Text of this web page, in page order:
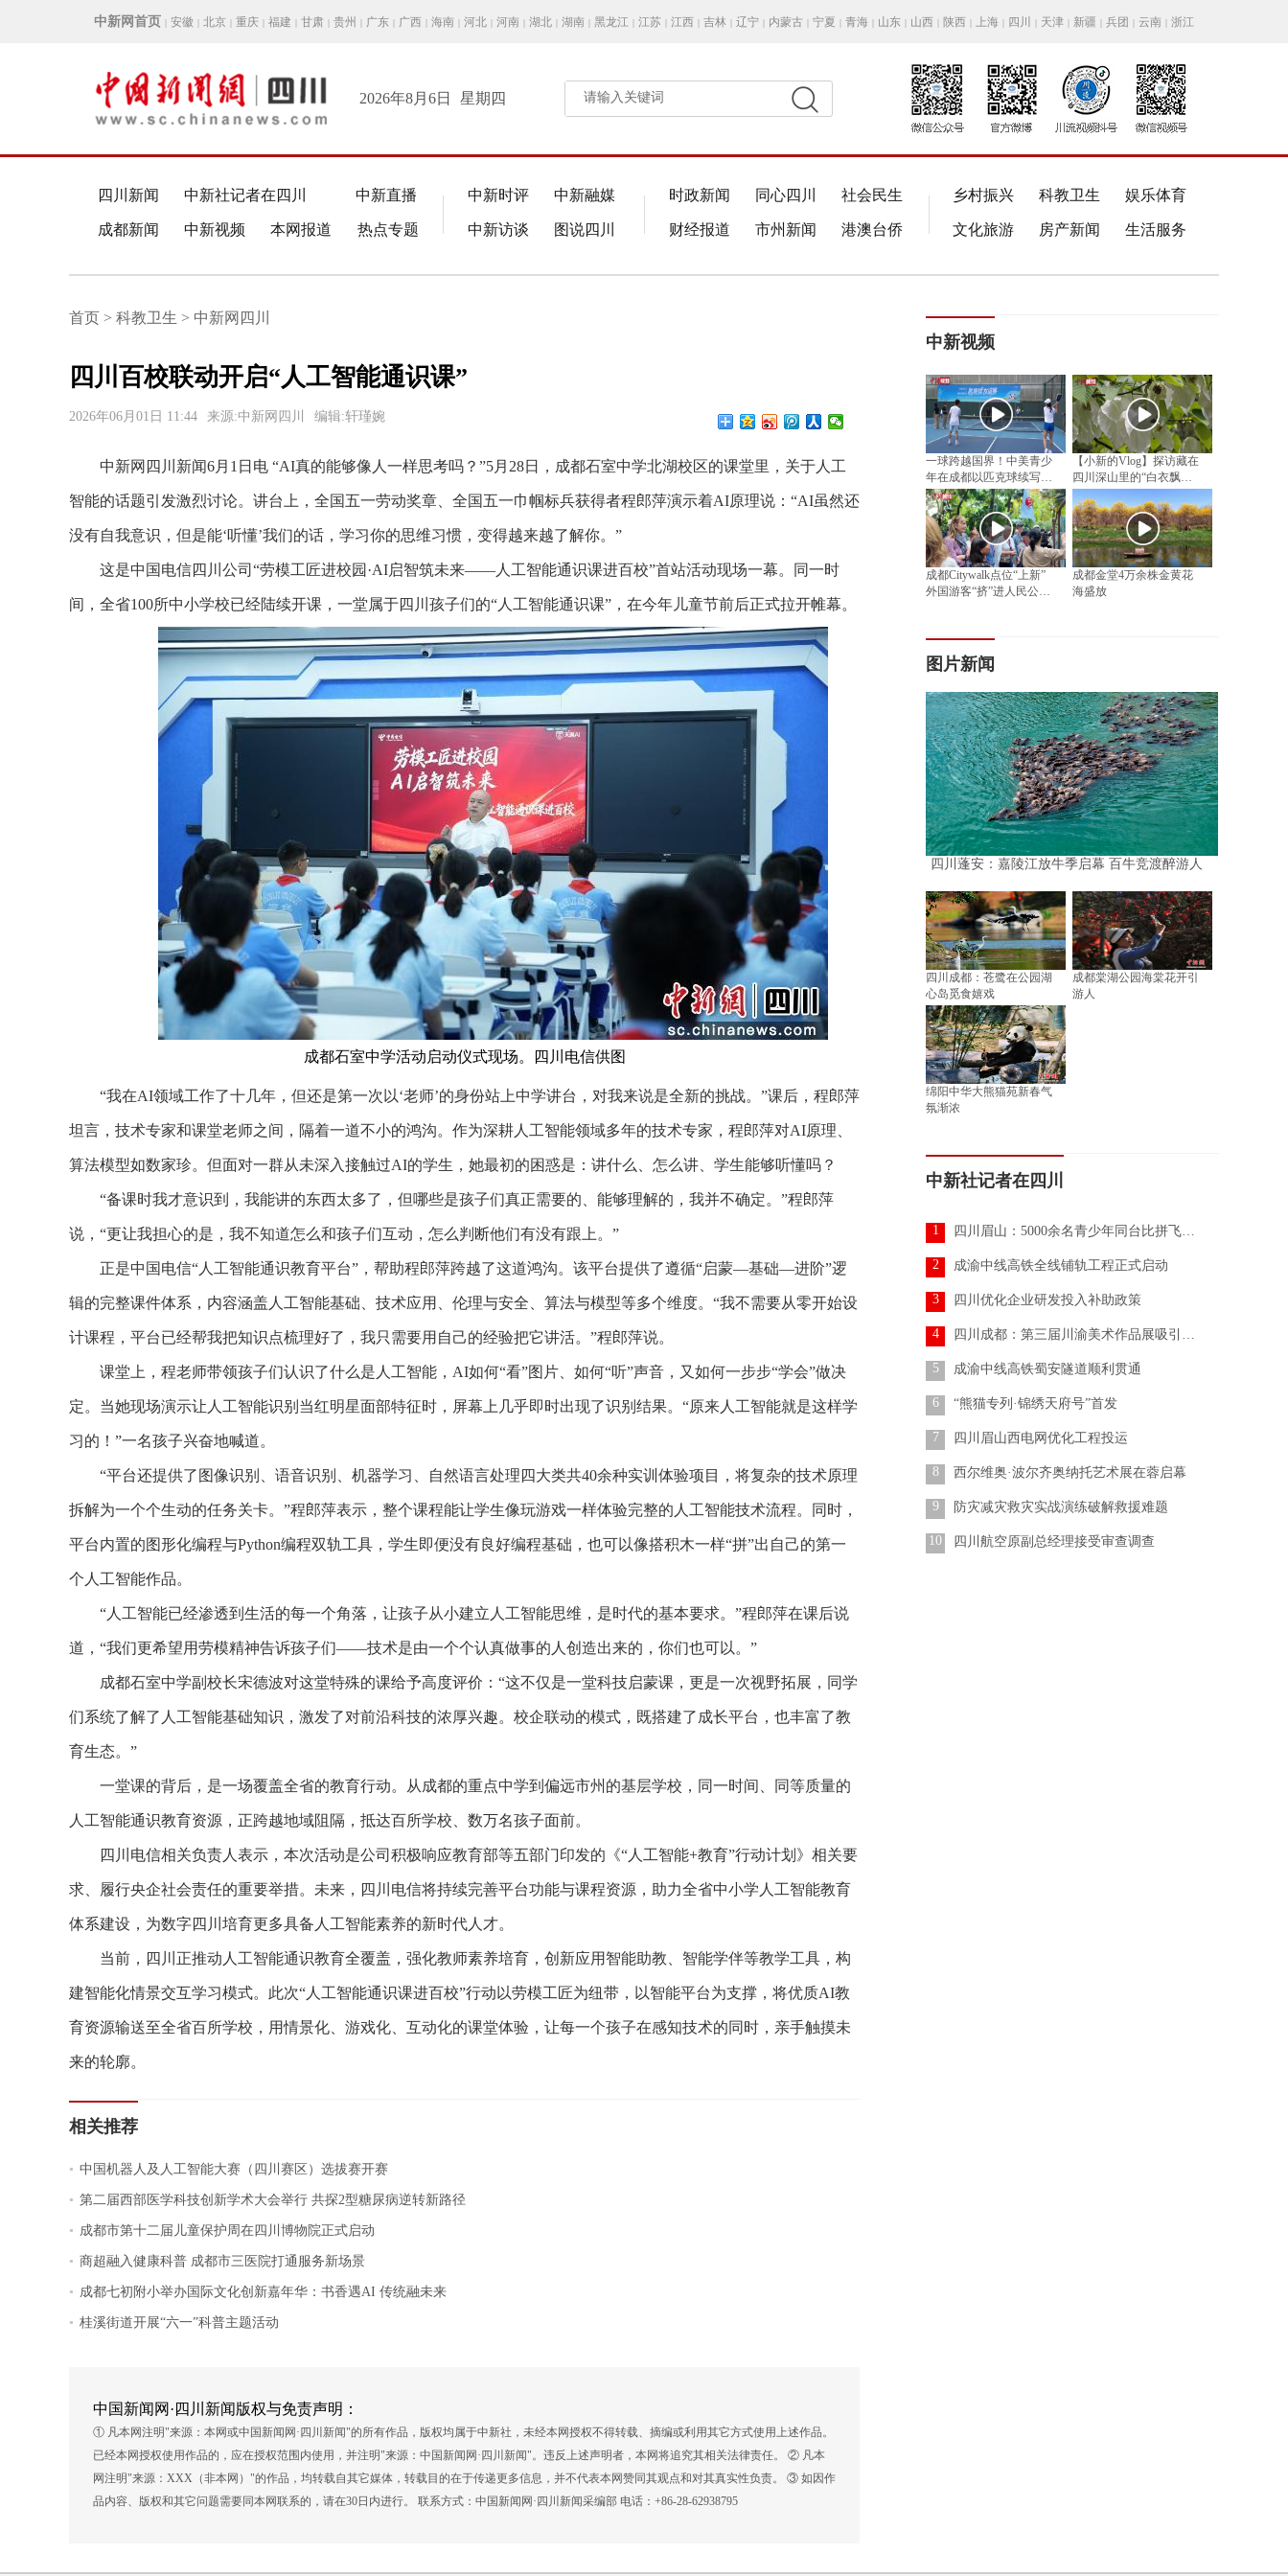
中新网首页 | 安徽 | 北京 | 重庆 | 福建 | 甘肃 | 贵州 | 广东 | 广西 | 海南 | 河北 | 河南 | 湖北 | 湖南 | 黑龙江 | 江苏 | 江西 | 吉林 | 辽宁 | 内蒙古 | 宁夏 | 青海 | 山东 | 山西 | 陕西 | 上海 | 四川 | 天津 | 新疆 | 兵团 | 云南 | 浙江
2026年8月6日 星期四 请输入关键词
四川新闻 中新社记者在四川 中新直播
成都新闻 中新视频 本网报道 热点专题
中新时评 中新融媒
中新访谈 图说四川
时政新闻 同心四川 社会民生
财经报道 市州新闻 港澳台侨
乡村振兴 科教卫生 娱乐体育
文化旅游 房产新闻 生活服务
首页 > 科教卫生 > 中新网四川
四川百校联动开启“人工智能通识课”
2026年06月01日 11:44 来源:中新网四川 编辑:轩瑾婉
中新网四川新闻6月1日电 “AI真的能够像人一样思考吗？”5月28日，成都石室中学北湖校区的课堂里，关于人工
智能的话题引发激烈讨论。讲台上，全国五一劳动奖章、全国五一巾帼标兵获得者程郎萍演示着AI原理说：“AI虽然还
没有自我意识，但是能‘听懂’我们的话，学习你的思维习惯，变得越来越了解你。”
这是中国电信四川公司“劳模工匠进校园·AI启智筑未来——人工智能通识课进百校”首站活动现场一幕。同一时
间，全省100所中小学校已经陆续开课，一堂属于四川孩子们的“人工智能通识课”，在今年儿童节前后正式拉开帷幕。
成都石室中学活动启动仪式现场。四川电信供图
“我在AI领域工作了十几年，但还是第一次以‘老师’的身份站上中学讲台，对我来说是全新的挑战。”课后，程郎萍
坦言，技术专家和课堂老师之间，隔着一道不小的鸿沟。作为深耕人工智能领域多年的技术专家，程郎萍对AI原理、
算法模型如数家珍。但面对一群从未深入接触过AI的学生，她最初的困惑是：讲什么、怎么讲、学生能够听懂吗？
“备课时我才意识到，我能讲的东西太多了，但哪些是孩子们真正需要的、能够理解的，我并不确定。”程郎萍
说，“更让我担心的是，我不知道怎么和孩子们互动，怎么判断他们有没有跟上。”
正是中国电信“人工智能通识教育平台”，帮助程郎萍跨越了这道鸿沟。该平台提供了遵循“启蒙—基础—进阶”逻
辑的完整课件体系，内容涵盖人工智能基础、技术应用、伦理与安全、算法与模型等多个维度。“我不需要从零开始设
计课程，平台已经帮我把知识点梳理好了，我只需要用自己的经验把它讲活。”程郎萍说。
课堂上，程老师带领孩子们认识了什么是人工智能，AI如何“看”图片、如何“听”声音，又如何一步步“学会”做决
定。当她现场演示让人工智能识别当红明星面部特征时，屏幕上几乎即时出现了识别结果。“原来人工智能就是这样学
习的！”一名孩子兴奋地喊道。
“平台还提供了图像识别、语音识别、机器学习、自然语言处理四大类共40余种实训体验项目，将复杂的技术原理
拆解为一个个生动的任务关卡。”程郎萍表示，整个课程能让学生像玩游戏一样体验完整的人工智能技术流程。同时，
平台内置的图形化编程与Python编程双轨工具，学生即便没有良好编程基础，也可以像搭积木一样“拼”出自己的第一
个人工智能作品。
“人工智能已经渗透到生活的每一个角落，让孩子从小建立人工智能思维，是时代的基本要求。”程郎萍在课后说
道，“我们更希望用劳模精神告诉孩子们——技术是由一个个认真做事的人创造出来的，你们也可以。”
成都石室中学副校长宋德波对这堂特殊的课给予高度评价：“这不仅是一堂科技启蒙课，更是一次视野拓展，同学
们系统了解了人工智能基础知识，激发了对前沿科技的浓厚兴趣。校企联动的模式，既搭建了成长平台，也丰富了教
育生态。”
一堂课的背后，是一场覆盖全省的教育行动。从成都的重点中学到偏远市州的基层学校，同一时间、同等质量的
人工智能通识教育资源，正跨越地域阻隔，抵达百所学校、数万名孩子面前。
四川电信相关负责人表示，本次活动是公司积极响应教育部等五部门印发的《“人工智能+教育”行动计划》相关要
求、履行央企社会责任的重要举措。未来，四川电信将持续完善平台功能与课程资源，助力全省中小学人工智能教育
体系建设，为数字四川培育更多具备人工智能素养的新时代人才。
当前，四川正推动人工智能通识教育全覆盖，强化教师素养培育，创新应用智能助教、智能学伴等教学工具，构
建智能化情景交互学习模式。此次“人工智能通识课进百校”行动以劳模工匠为纽带，以智能平台为支撑，将优质AI教
育资源输送至全省百所学校，用情景化、游戏化、互动化的课堂体验，让每一个孩子在感知技术的同时，亲手触摸未
来的轮廓。
相关推荐
. 中国机器人及人工智能大赛（四川赛区）选拔赛开赛
. 第二届西部医学科技创新学术大会举行 共探2型糖尿病逆转新路径
. 成都市第十二届儿童保护周在四川博物院正式启动
. 商超融入健康科普 成都市三医院打通服务新场景
. 成都七初附小举办国际文化创新嘉年华：书香遇AI 传统融未来
. 桂溪街道开展“六一”科普主题活动
中国新闻网·四川新闻版权与免责声明：
① 凡本网注明"来源：本网或中国新闻网·四川新闻"的所有作品，版权均属于中新社，未经本网授权不得转载、摘编或利用其它方式使用上述作品。
已经本网授权使用作品的，应在授权范围内使用，并注明"来源：中国新闻网·四川新闻"。违反上述声明者，本网将追究其相关法律责任。 ② 凡本
网注明"来源：XXX（非本网）"的作品，均转载自其它媒体，转载目的在于传递更多信息，并不代表本网赞同其观点和对其真实性负责。 ③ 如因作
品内容、版权和其它问题需要同本网联系的，请在30日内进行。 联系方式：中国新闻网·四川新闻采编部 电话：+86-28-62938795
中新视频
一球跨越国界！中美青少
年在成都以匹克球续写民
间友好
【小新的Vlog】探访藏在
四川深山里的“白衣飘飘”
成都Citywalk点位“上新”
外国游客“挤”进人民公园
成都金堂4万余株金黄花
海盛放
图片新闻
四川蓬安：嘉陵江放牛季启幕 百牛竞渡醉游人
四川成都：苍鹭在公园湖
心岛觅食嬉戏
成都棠湖公园海棠花开引
游人
绵阳中华大熊猫苑新春气
氛渐浓
中新社记者在四川
1 四川眉山：5000余名青少年同台比拼飞行技艺
2 成渝中线高铁全线铺轨工程正式启动
3 四川优化企业研发投入补助政策
4 四川成都：第三届川渝美术作品展吸引参观者
5 成渝中线高铁蜀安隧道顺利贯通
6 “熊猫专列·锦绣天府号”首发
7 四川眉山西电网优化工程投运
8 西尔维奥·波尔齐奥纳托艺术展在蓉启幕
9 防灾减灾救灾实战演练破解救援难题
10 四川航空原副总经理接受审查调查